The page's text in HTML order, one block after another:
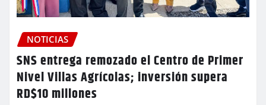
NOTICIAS
SNS entrega remozado el Centro de Primer
Nivel Villas Agrícolas; inversión supera
RD$10 millones